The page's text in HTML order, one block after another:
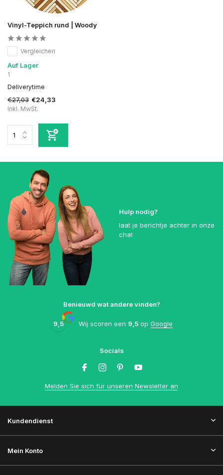
Vinyl-Teppich rund | Woody
Vergleichen
Auf Lager
1
Deliverytime
€27,03 €24,33
Inkl. MwSt.
Hulp nodig?
laat je berichtje achter in onze
chat
Benieuwd wat andere vinden?
9,5 Wij scoren een 9,5 op Google
Socials
Melden Sie sich für unseren Newsletter an
Kundendienst
Mein Konto